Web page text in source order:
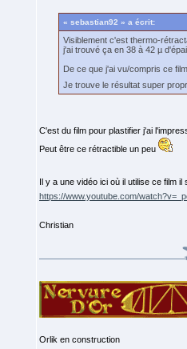
« sebastian92 » a écrit:
Visiblement c'est thermo-
j'ai trouvé ça en 38 à 42 µ
De ce que j'ai vu/compris ce
Je trouve le résultat super
C'est du film pour plastifier j'ai
Peut être ce rétractible un peu
Il y a une vidéo ici où il utilise ce film
https://www.youtube.com/
Christian
Orlik en construction